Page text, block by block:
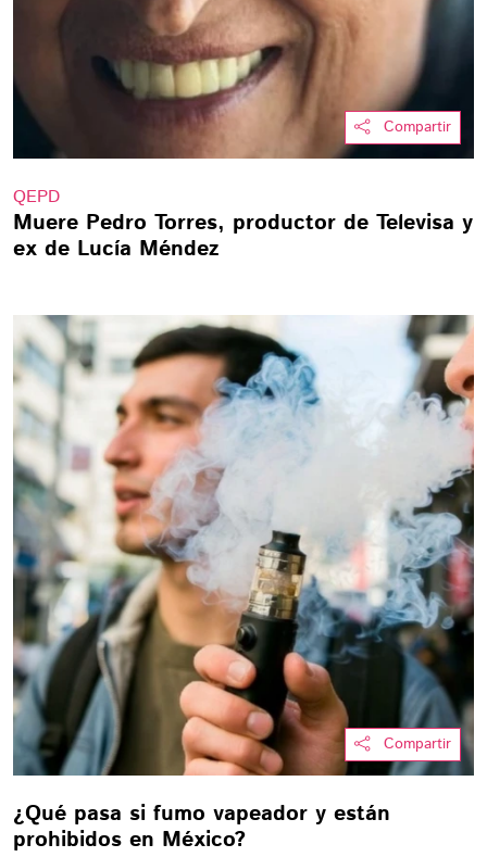
Compartir
QEPD
Muere Pedro Torres, productor de Televisa y
ex de Lucía Méndez
Compartir
¿Qué pasa si fumo vapeador y están
prohibidos en México?